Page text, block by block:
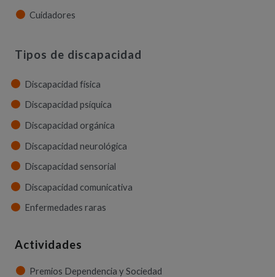
Cuidadores
Tipos de discapacidad
Discapacidad física
Discapacidad psíquica
Discapacidad orgánica
Discapacidad neurológica
Discapacidad sensorial
Discapacidad comunicativa
Enfermedades raras
Actividades
Premios Dependencia y Sociedad